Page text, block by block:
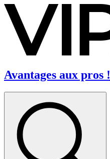
Avantages aux pros !